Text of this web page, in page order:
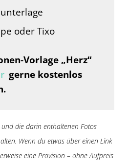
oder Tixo
Vorlage „Herz“
gerne kostenlos
die darin enthaltenen Fotos
Wenn du etwas über einen Link
eine Provision – ohne Aufpreis